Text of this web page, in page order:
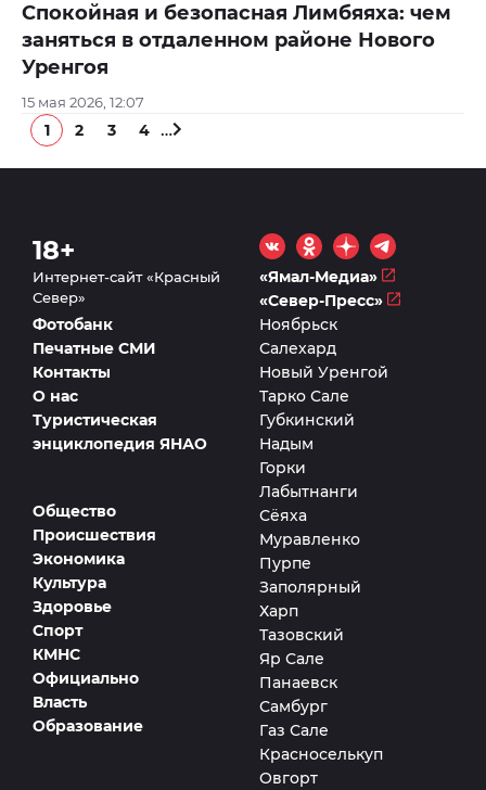
Спокойная и безопасная Лимбяяха: чем
заняться в отдаленном районе Нового
Уренгоя
15 мая 2026, 12:07
1 2 3 4 …
18+
Интернет-сайт «Красный
Север»
«Ямал-Медиа»
«Север-Пресс»
Общество
Происшествия
Экономика
Культура
Здоровье
Спорт
КМНС
Официально
Власть
Образование
Фотобанк
Печатные СМИ
Контакты
О нас
Туристическая
энциклопедия ЯНАО
Ноябрьск
Салехард
Новый Уренгой
Тарко Сале
Губкинский
Надым
Горки
Лабытнанги
Сёяха
Муравленко
Пурпе
Заполярный
Харп
Тазовский
Яр Сале
Панаевск
Самбург
Газ Сале
Красноселькуп
Овгорт